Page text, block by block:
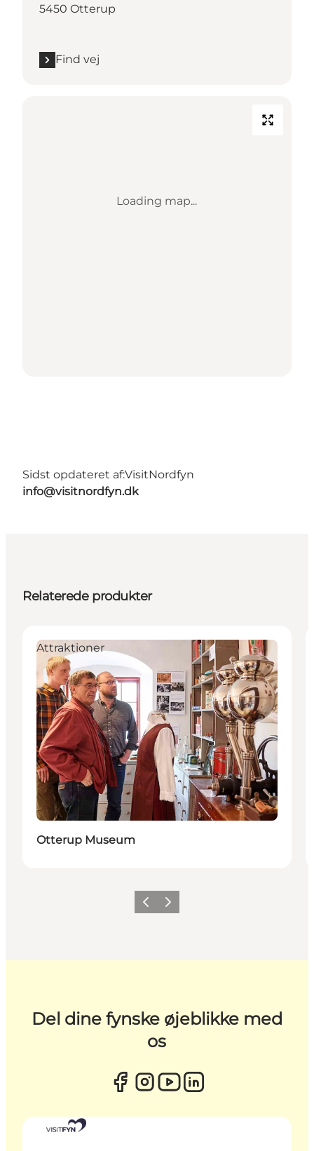
5450 Otterup
Find vej
Loading map...
Sidst opdateret af:VisitNordfyn
info@visitnordfyn.dk
Relaterede produkter
Attraktioner
Otterup Museum
ForrigeNæste
Del dine fynske øjeblikke med
os